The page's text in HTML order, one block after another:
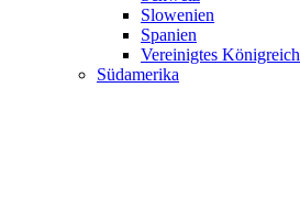
Slowenien
Spanien
Vereinigtes Königreich
Südamerika